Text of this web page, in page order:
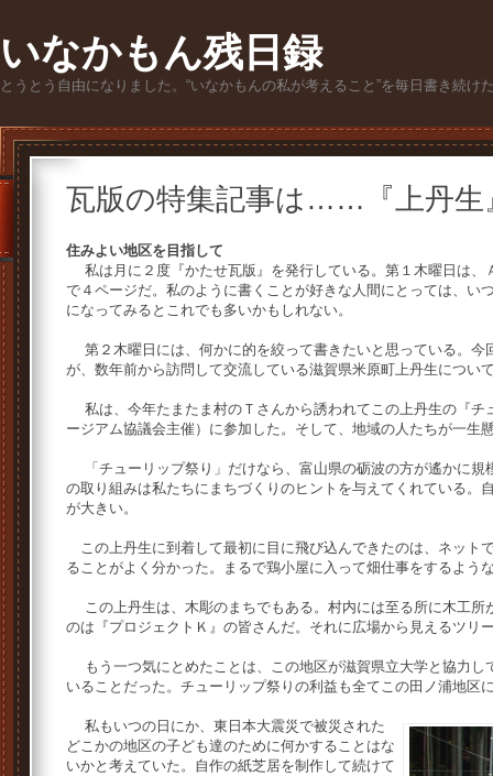
いなかもん残日録
とうとう自由になりました。“いなかもんの私が考えること”を毎日書き続け
瓦版の特集記事は……『上丹生
住みよい地区を目指して
私は月に２度『かたせ瓦版』を発行している。第１木曜日は、
で４ページだ。私のように書くことが好きな人間にとっては、い
になってみるとこれでも多いかもしれない。
第２木曜日には、何かに的を絞って書きたいと思っている。今
が、数年前から訪問して交流している滋賀県米原町上丹生につい
私は、今年たまたま村のＴさんから誘われてこの上丹生の『チ
ージアム協議会主催）に参加した。そして、地域の人たちが一生
「チューリップ祭り」だけなら、富山県の砺波の方が遙かに規
の取り組みは私たちにまちづくりのヒントを与えてくれている。
が大きい。
この上丹生に到着して最初に目に飛び込んできたのは、ネット
ることがよく分かった。まるで鶏小屋に入って畑仕事をするよう
この上丹生は、木彫のまちでもある。村内には至る所に木工所
のは『プロジェクトＫ』の皆さんだ。それに広場から見えるツリ
もう一つ気にとめたことは、この地区が滋賀県立大学と協力し
いることだった。チューリップ祭りの利益も全てこの田ノ浦地区
私もいつの日にか、東日本大震災で被災された
どこかの地区の子ども達のために何かすることはな
いかと考えていた。自作の紙芝居を制作して続けて